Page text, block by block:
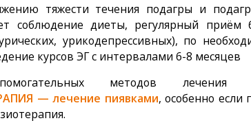
тяжести течения подагры и
соблюдение диеты, регулярный приём
урикодепрессивных), по
курсов ЭГ с интервалами 6-8 месяцев
методов лечения
— лечение пиявками, особенно если